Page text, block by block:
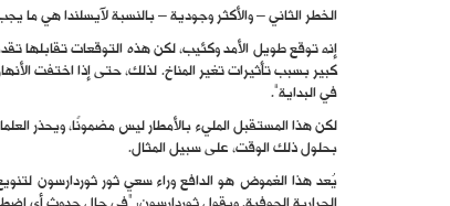
الخطر الثاني – والأكثر وجودية – بالنسبة لآيسلندا هي ما
في البداية”.
بحلول ذلك الوقت، على سبيل المثال.
يُعد هذا الغموض هو الدافع وراء سعي ثور ثوردارسون لتنويع